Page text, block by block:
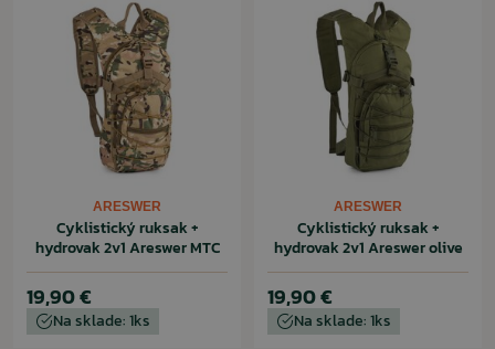
ARESWER
Cyklistický ruksak +
hydrovak 2v1 Areswer MTC
19,90 €
Na sklade: 1ks
ARESWER
Cyklistický ruksak +
hydrovak 2v1 Areswer olive
19,90 €
Na sklade: 1ks